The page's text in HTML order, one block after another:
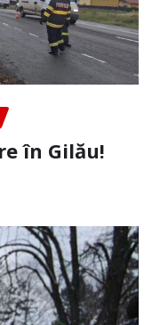
în Gilău!